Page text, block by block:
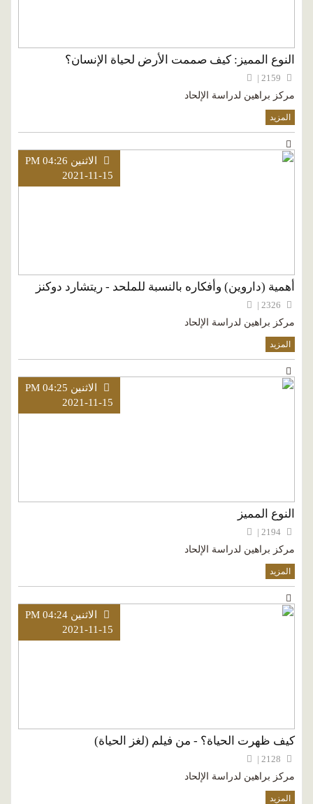
النوع المميز: كيف صممت الأرض لحياة الإنسان؟
مركز براهين لدراسة الإلحاد
المزيد
الاثنين PM 04:26
2021-11-15
أهمية (داروين) وأفكاره بالنسبة للملحد - ريتشارد دوكنز
مركز براهين لدراسة الإلحاد
المزيد
الاثنين PM 04:25
2021-11-15
النوع المميز
مركز براهين لدراسة الإلحاد
المزيد
الاثنين PM 04:24
2021-11-15
كيف ظهرت الحياة؟ - من فيلم (لغز الحياة)
مركز براهين لدراسة الإلحاد
المزيد